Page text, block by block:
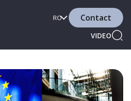
VIDEO
RO Contact